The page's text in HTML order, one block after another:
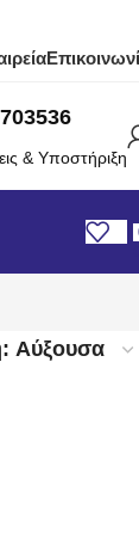
& Υποστήριξη